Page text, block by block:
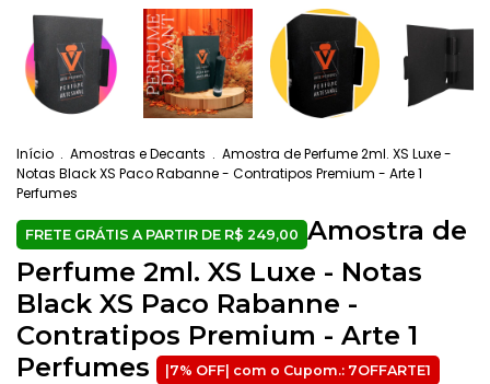
Início . Amostras e Decants . Amostra de Perfume 2ml. XS Luxe -
Notas Black XS Paco Rabanne - Contratipos Premium - Arte 1
Perfumes
Amostra de
Perfume 2ml. XS Luxe - Notas
Black XS Paco Rabanne -
Contratipos Premium - Arte 1
Perfumes